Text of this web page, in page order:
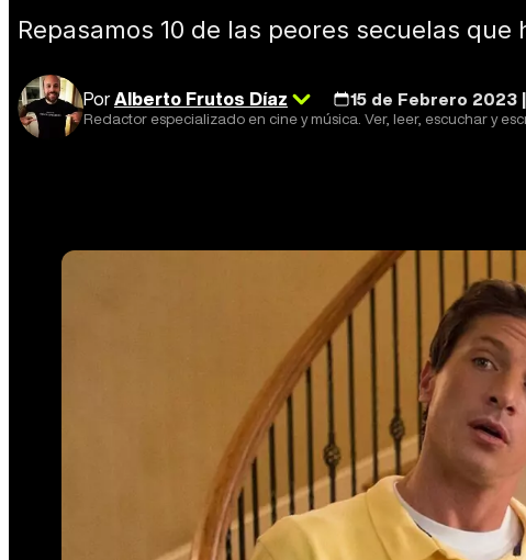
Repasamos 10 de las peores secuelas
PorAlberto Frutos Díaz 15 de Febrero 2023
Redactor especializado en cine y música. Ver, leer, escuchar y